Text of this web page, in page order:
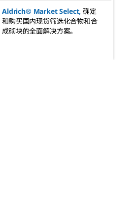
Aldrich® Market Select, 确定
和购买国内现货筛选化合物和合
成砌块的全面解决方案。